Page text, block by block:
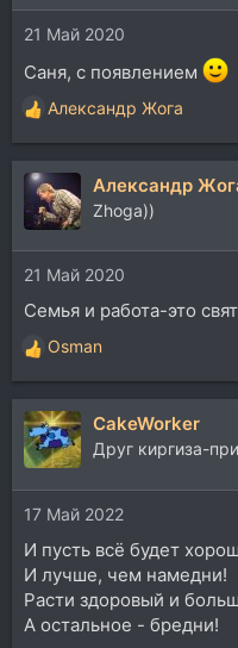
и
:21 Май 2020
Саня, с появлением
Р
е
а
к
ц
и
и
:
Александр Жога
Александр
Zhoga))
21 Май 2020
Семья и работа-это
Р
е
а
к
ц
и
и
:
Osman
CakeWorker
Друг киргиза-
17 Май 2022
И пусть всё будет
И лучше, чем намедни!
Расти здоровый и
А остальное - бредни!